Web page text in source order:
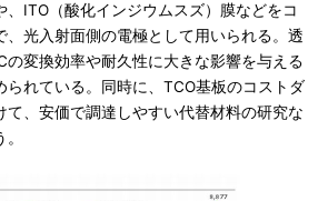
、ITO（酸化インジウムスズ）膜などをコ
、光入射面側の電極として用いられる。透
の変換効率や耐久性に大きな影響を与える
られている。同時に、TCO基板のコストダ
て、安価で調達しやすい代替材料の研究な